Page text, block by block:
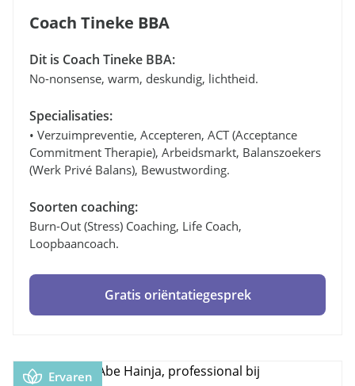
Coach Tineke BBA
Dit is Coach Tineke BBA:
No-nonsense, warm, deskundig, lichtheid.
Specialisaties:
• Verzuimpreventie, Accepteren, ACT (Acceptance
Commitment Therapie), Arbeidsmarkt, Balanszoekers
(werk Privé Balans), Bewustwording.
Soorten coaching:
Burn-Out (stress) Coaching, Life Coach,
Loopbaancoach.
Gratis oriëntatiegesprek
Ervaren